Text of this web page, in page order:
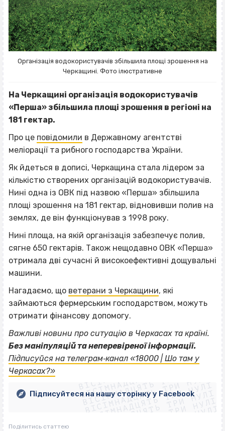
Організація водокористувачів збільшила площі зрошення на
Черкащині. Фото ілюстративне
На Черкащині організація водокористувачів
«Перша» збільшила площі зрошення в регіоні на
181 гектар.
Про це повідомили в Державному агентстві
меліорації та рибного господарства України.
Як йдеться в дописі, Черкащина стала лідером за
кількістю створених організацій водокористувачів.
Нині одна із ОВК під назвою «Перша» збільшила
площі зрошення на 181 гектар, відновивши полив на
землях, де він функціонував з 1998 року.
Нині площа, на якій організація забезпечує полив,
сягне 650 гектарів. Також нещодавно ОВК «Перша»
отримала дві сучасні й високоефективні дощувальні
машини.
Нагадаємо, що ветерани з Черкащини, які
займаються фермерським господарством, можуть
отримати фінансову допомогу.
Важливі новини про ситуацію в Черкасах та країні.
Без маніпуляцій та неперевіреної інформації.
Підписуйся на телеграм‐канал «18000 | Шо там у
Черкасах?»
ВІСІМНАДЦЯТЬ ТРИ НУЛІ
ВІСІМНАДЦЯТЬ ТРИ НУЛІ
ВІСІМНАДЦЯТЬ ТРИ НУЛІ
ВІСІМНАДЦЯТЬ ТРИ НУЛІ
ВІСІМНАДЦЯТЬ ТРИ НУЛІ
ВІСІМНАДЦЯТЬ ТРИ НУЛІ
ВІСІМНАДЦЯТЬ ТРИ НУЛІ
Підписуйтеся на нашу сторінку у Facebook
Поділитись статтею